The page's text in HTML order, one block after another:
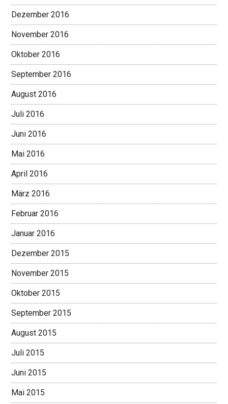
Dezember 2016
November 2016
Oktober 2016
September 2016
August 2016
Juli 2016
Juni 2016
Mai 2016
April 2016
März 2016
Februar 2016
Januar 2016
Dezember 2015
November 2015
Oktober 2015
September 2015
August 2015
Juli 2015
Juni 2015
Mai 2015